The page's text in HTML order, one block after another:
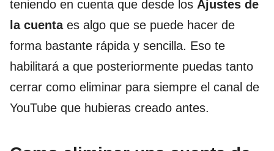
teniendo en cuenta que desde los Ajustes de
la cuentaes algo que se puede hacer de
forma bastante rápida y sencilla. Eso te
habilitará a que posteriormente puedas tanto
cerrar como eliminar para siempre el canal de
YouTube que hubieras creado antes.